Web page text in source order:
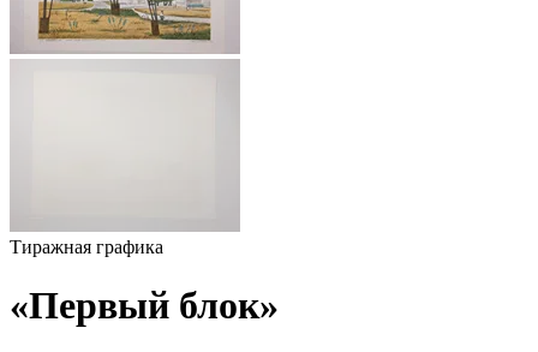
Тиражная графика
«Первый блок»